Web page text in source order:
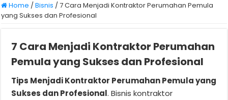
Home /Bisnis /7 Cara Menjadi Kontraktor Perumahan Pemula
yang Sukses dan Profesional
7 Cara Menjadi Kontraktor Perumahan
Pemula yang Sukses dan Profesional
Tips Menjadi Kontraktor Perumahan Pemula yang
Sukses dan Profesional. Bisnis kontraktor